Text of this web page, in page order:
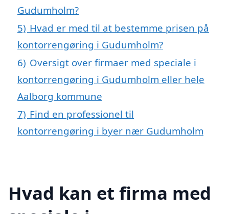
Gudumholm?
5) Hvad er med til at bestemme prisen på
kontorrengøring i Gudumholm?
6) Oversigt over firmaer med speciale i
kontorrengøring i Gudumholm eller hele
Aalborg kommune
7) Find en professionel til
kontorrengøring i byer nær Gudumholm
Hvad kan et firma med